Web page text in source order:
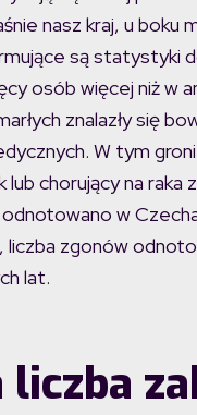
nasz kraj, u boku
są statystyki
osób więcej niż w
znalazły się
W tym
lub chorujący na
w
liczba zgonów
lat.
liczba